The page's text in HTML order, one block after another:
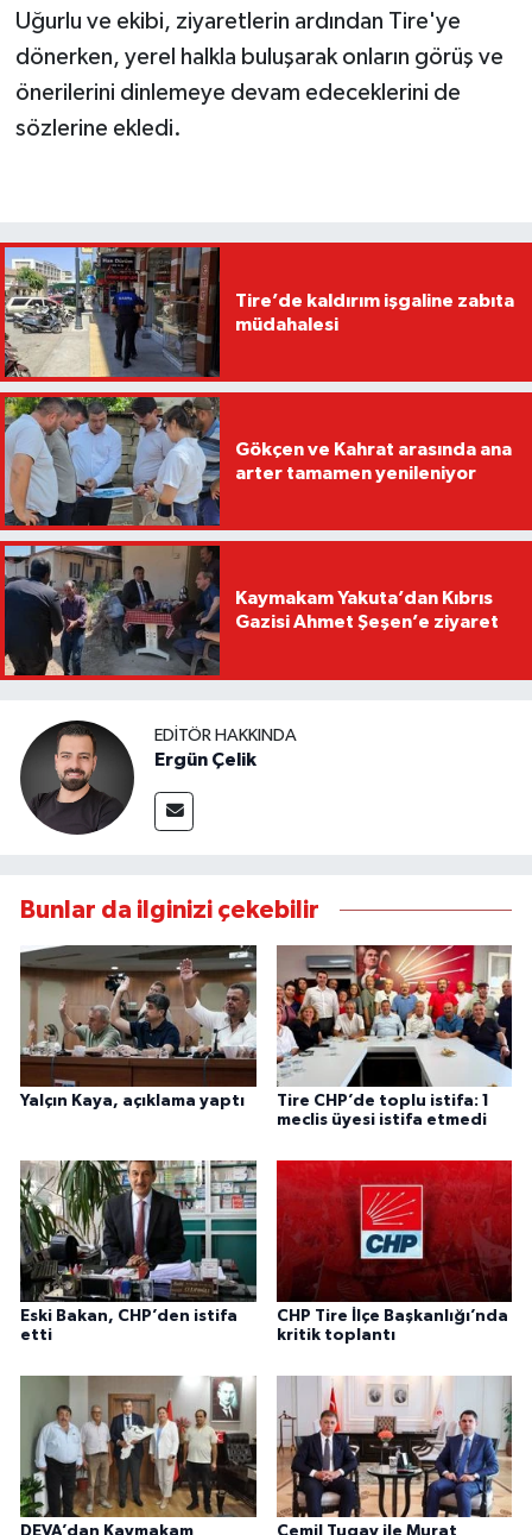
Uğurlu ve ekibi, ziyaretlerin ardından Tire'ye
dönerken, yerel halkla buluşarak onların görüş ve
önerilerini dinlemeye devam edeceklerini de
sözlerine ekledi.
Tire’de kaldırım işgaline zabıta
müdahalesi
Gökçen ve Kahrat arasında ana
arter tamamen yenileniyor
Kaymakam Yakuta’dan Kıbrıs
Gazisi Ahmet Şeşen’e ziyaret
EDITÖR HAKKINDA
Ergün Çelik
Bunlar da ilginizi çekebilir
Yalçın Kaya, açıklama yaptı
Tire CHP’de toplu istifa: 1
meclis üyesi istifa etmedi
Eski Bakan, CHP’den istifa
etti
CHP Tire İlçe Başkanlığı’nda
kritik toplantı
DEVA’dan Kaymakam Cemil Tugay ile Murat